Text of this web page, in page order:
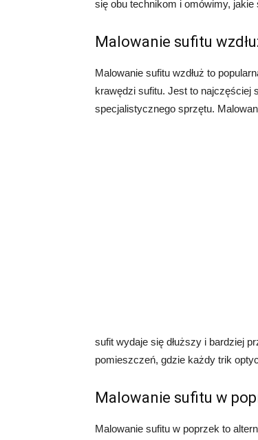
się obu technikom i omówimy, jakie
Malowanie sufitu
Malowanie sufitu wzdłuż to
krawędzi sufitu. Jest to najczęściej
specjalistycznego sprzętu.
sufit wydaje się dłuższy i bardziej
pomieszczeń, gdzie każdy trik
Malowanie sufitu w
Malowanie sufitu w poprzek to